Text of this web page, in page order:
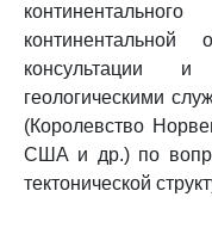
консультации
геологическими
(Королевство
США и др.) по
тектонической